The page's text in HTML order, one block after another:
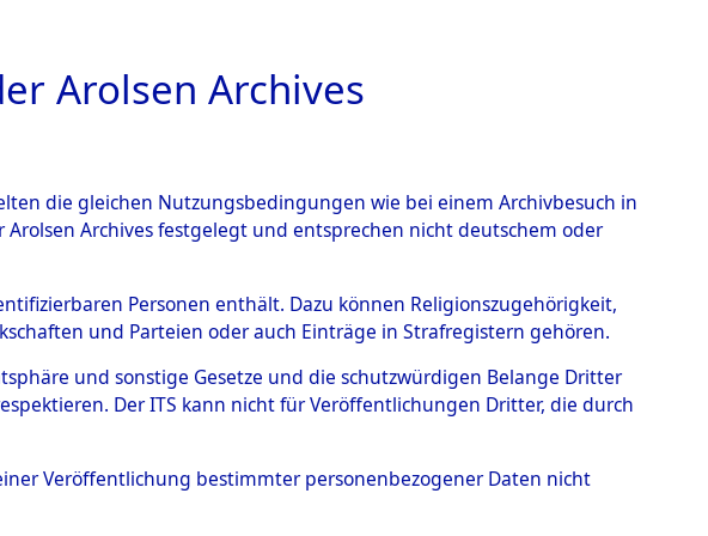
BILD
Routen von
der Anzahl unbekannter
und der Ort ihrer Grablegungen:
→0363 (84626447)
Arolsen Archives
die gleichen Nutzungsbedingungen wie bei einem Archivbesuch in
Archives festgelegt und entsprechen nicht deutschem oder
Personen enthält. Dazu können Religionszugehörigkeit,
und Parteien oder auch Einträge in Strafregistern gehören.
und sonstige Gesetze und die schutzwürdigen Belange Dritter
Der ITS kann nicht für Veröffentlichungen Dritter, die durch
Veröffentlichung bestimmter personenbezogener Daten nicht